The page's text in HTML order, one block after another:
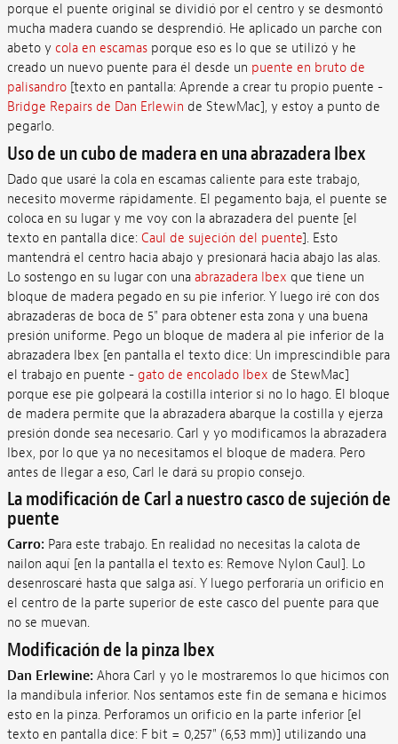
porque el puente original se dividió por el centro y se desmontó
mucha madera cuando se desprendió. He aplicado un parche con
abeto y cola en escamasporque eso es lo que se utilizó y he
creado un nuevo puente para él desde un puente en bruto de
palisandro [texto en pantalla: Aprende a crear tu propio puente -
Bridge Repairs de Dan Erlewin de StewMac], y estoy a punto de
pegarlo.
Uso de un cubo de madera en una abrazadera Ibex
Dado que usaré la cola en escamas caliente para este trabajo,
necesito moverme rápidamente. El pegamento baja, el puente se
coloca en su lugar y me voy con la abrazadera del puente [el
texto en pantalla dice: Caul de sujeción del puente]. Esto
mantendrá el centro hacia abajo y presionará hacia abajo las alas.
Lo sostengo en su lugar con una abrazadera Ibex que tiene un
bloque de madera pegado en su pie inferior. Y luego iré con dos
abrazaderas de boca de 5" para obtener esta zona y una buena
presión uniforme. Pego un bloque de madera al pie inferior de la
abrazadera Ibex [en pantalla el texto dice: Un imprescindible para
el trabajo en puente - gato de encolado Ibex de StewMac]
porque ese pie golpeará la costilla interior si no lo hago. El bloque
de madera permite que la abrazadera abarque la costilla y ejerza
presión donde sea necesario. Carl y yo modificamos la abrazadera
Ibex, por lo que ya no necesitamos el bloque de madera. Pero
antes de llegar a eso, Carl le dará su propio consejo.
La modificación de Carl a nuestro casco de sujeción de
puente
Carro: Para este trabajo. En realidad no necesitas la calota de
nailon aquí [en la pantalla el texto es: Remove Nylon Caul]. Lo
desenroscaré hasta que salga así. Y luego perforaría un orificio en
el centro de la parte superior de este casco del puente para que
no se muevan.
Modificación de la pinza Ibex
Dan Erlewine: Ahora Carl y yo le mostraremos lo que hicimos con
la mandíbula inferior. Nos sentamos este fin de semana e hicimos
esto en la pinza. Perforamos un orificio en la parte inferior [el
texto en pantalla dice: F bit = 0,257" (6,53 mm)] utilizando una